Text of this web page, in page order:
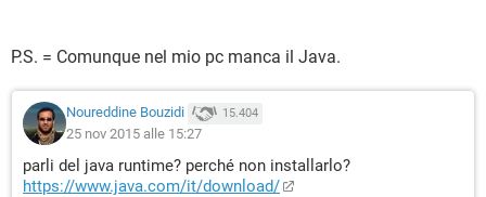
P.S. = Comunque nel mio pc manca il Java.
Noureddine Bouzidi 15.404
25 nov 2015 alle 15:27
parli del java runtime? perché non installarlo?
https://www.java.com/it/download/